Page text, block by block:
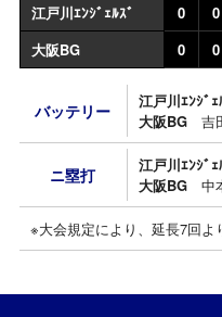
江戸川ｴﾝｼﾞｪﾙｽﾞ
0 0
大阪BG
0 0
バッテリー 江戸川ｴﾝｼﾞｪ
大阪BG
吉
ニ塁打 江戸川ｴﾝｼﾞｪ
大阪BG
中
※大会規定により、延長7回よ